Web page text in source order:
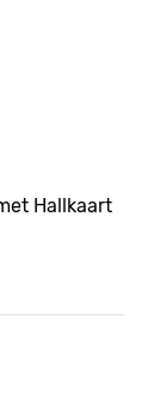
Hallkaart